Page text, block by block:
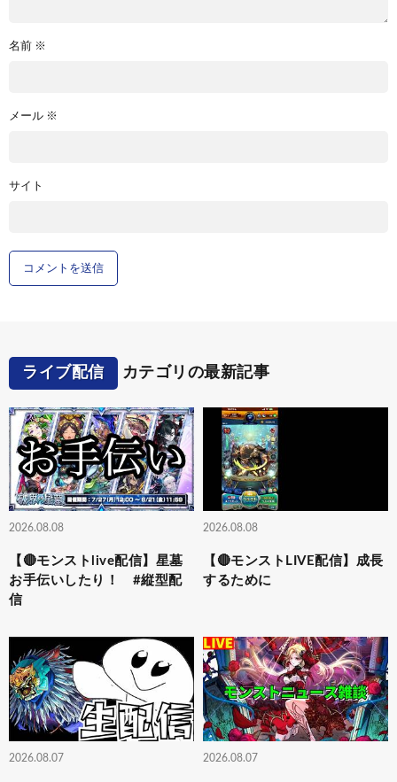
名前 ※
メール ※
サイト
ライブ配信 カテゴリの最新記事
2026.08.08
【🔴モンストlive配信】星墓
お手伝いしたり！ #縦型配
信
2026.08.08
【🔴モンストLIVE配信】成長
するために
2026.08.07 2026.08.07